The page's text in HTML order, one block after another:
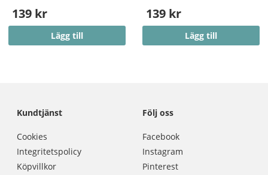
139 kr
Lägg till
139 kr
Lägg till
Kundtjänst
Cookies
Integritetspolicy
Köpvillkor
Följ oss
Facebook
Instagram
Pinterest